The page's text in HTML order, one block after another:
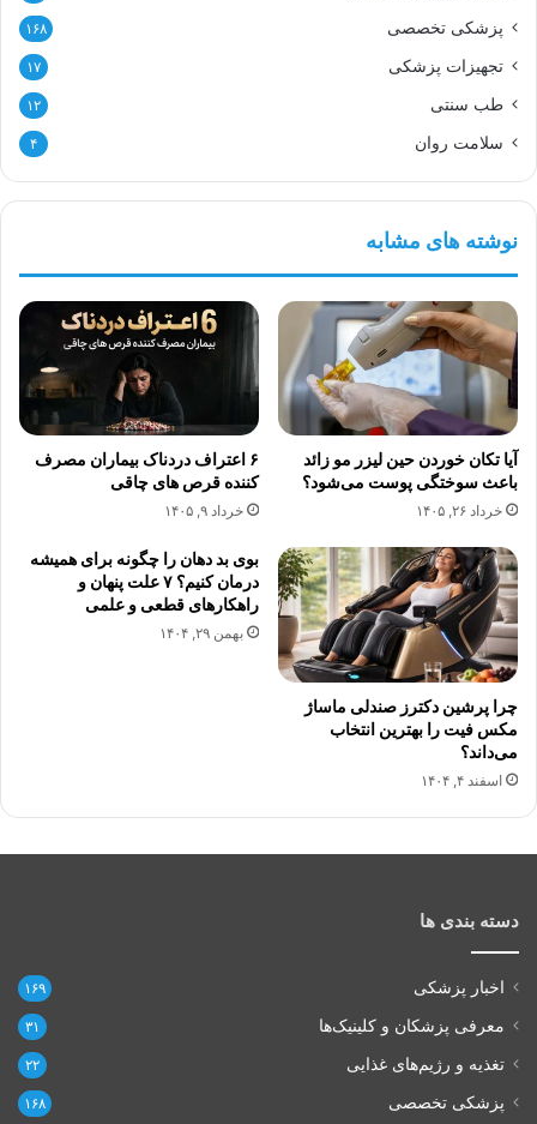
پزشکی تخصصی ۱۶۸
تجهیزات پزشکی ۱۷
طب سنتی ۱۲
سلامت روان ۴
نوشته های مشابه
آیا تکان خوردن حین لیزر مو زائد
باعث سوختگی پوست می‌شود؟
خرداد ۲۶, ۱۴۰۵
۶ اعتراف دردناک بیماران مصرف
کننده قرص های چاقی
خرداد ۹, ۱۴۰۵
چرا پرشین دکترز صندلی ماساژ
مکس فیت را بهترین انتخاب
می‌داند؟
اسفند ۴, ۱۴۰۴
بوی بد دهان را چگونه برای همیشه
درمان کنیم؟ ۷ علت پنهان و
راهکارهای قطعی و علمی
بهمن ۲۹, ۱۴۰۴
دسته بندی ها
اخبار پزشکی ۱۶۹
معرفی پزشکان و کلینیک‌ها ۳۱
تغذیه و رژیم‌های غذایی ۲۲
پزشکی تخصصی ۱۶۸